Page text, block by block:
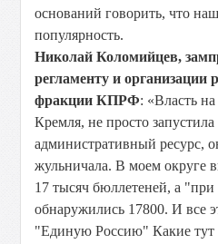
оснований говорить, что
популярность.
Николай Коломийцев,
регламенту и
фракции КПРФ: «Власть
Кремля, не просто
административный ресурс,
жульничала. В моем округе
17 тысяч бюллетеней, а
обнаружились 17800. И все
"Единую Россию" Какие тут